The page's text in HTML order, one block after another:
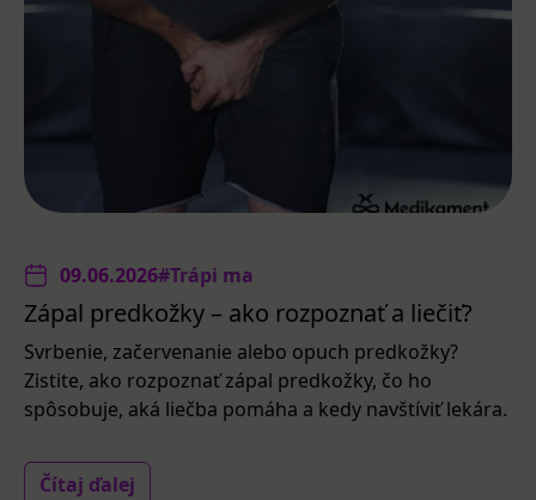
09.06.2026#Trápi ma
Zápal predkožky – ako rozpoznať a liečiť?
Svrbenie, začervenanie alebo opuch predkožky?
Zistite, ako rozpoznať zápal predkožky, čo ho
spôsobuje, aká liečba pomáha a kedy navštíviť lekára.
Čítaj ďalej